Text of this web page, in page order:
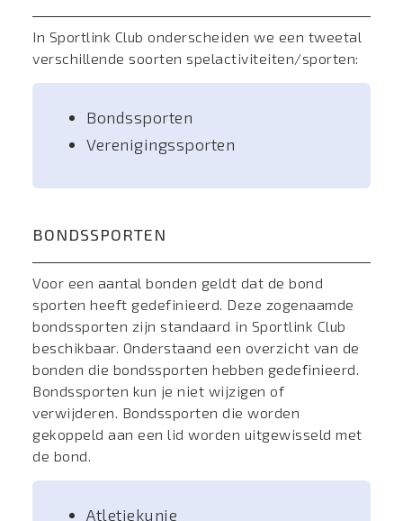
In Sportlink Club onderscheiden we een tweetal
verschillende soorten spelactiviteiten/sporten:
Bondssporten
Verenigingssporten
BONDSSPORTEN
Voor een aantal bonden geldt dat de bond
sporten heeft gedefinieerd. Deze zogenaamde
bondssporten zijn standaard in Sportlink Club
beschikbaar. Onderstaand een overzicht van de
bonden die bondssporten hebben gedefinieerd.
Bondssporten kun je niet wijzigen of
verwijderen. Bondssporten die worden
gekoppeld aan een lid worden uitgewisseld met
de bond.
Atletiekunie